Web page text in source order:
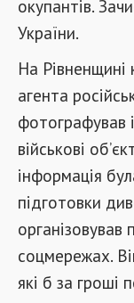
окупантів.
України.
На Рівненщині
агента
фотографував
військові
інформація
підготовки
організовував
соцмережах.
які б за